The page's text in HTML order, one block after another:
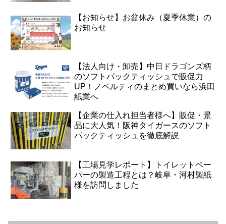
【お知らせ】お盆休み（夏季休業）の
お知らせ
【法人向け・卸売】中日ドラゴンズ柄
のソフトパックティッシュで販促力
UP！ノベルティのまとめ買いなら浜田
紙業へ
【企業の仕入れ担当者様へ】販促・景
品に大人気！阪神タイガースのソフト
パックティッシュを徹底解説
【工場見学レポート】トイレットペー
パーの製造工程とは？岐阜・河村製紙
様を訪問しました